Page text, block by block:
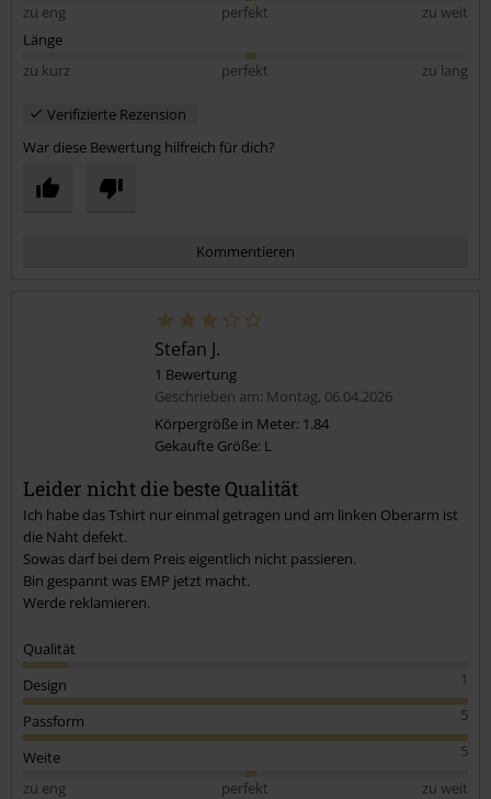
zu eng
perfekt
zu weit
Länge
zu kurz
perfekt zu lang
Verifizierte Rezension
War diese Bewertung hilfreich für dich?
Kommentieren
Kommentar jetzt abschicken!
Stefan J.
1 Bewertung
Geschrieben am: Montag, 06.04.2026
Körpergröße in Meter: 1.84
Gekaufte Größe: L
Leider nicht die beste Qualität
Ich habe das Tshirt nur einmal getragen und am linken Oberarm ist
die Naht defekt.
Sowas darf bei dem Preis eigentlich nicht passieren.
Bin gespannt was EMP jetzt macht.
Werde reklamieren.
Qualität
1
Design
5
Passform
5
Weite
zu eng
perfekt
zu weit